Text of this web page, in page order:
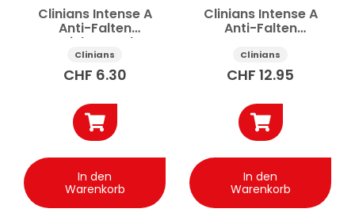
Clinians Intense A
Anti-Falten
Gesichtsmaske
Hydrogel
Hyaluronsäure 30g
Clinians
CHF 6.30
In den
Warenkorb
Clinians Intense A
Anti-Falten
Hyaluronsäure 50ml
Clinians
CHF 12.95
In den
Warenkorb